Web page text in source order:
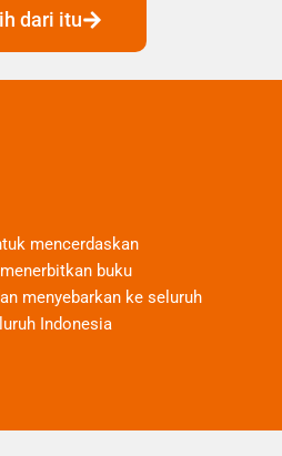
dari itu
mencerdaskan
buku
menyebarkan ke seluruh
Indonesia